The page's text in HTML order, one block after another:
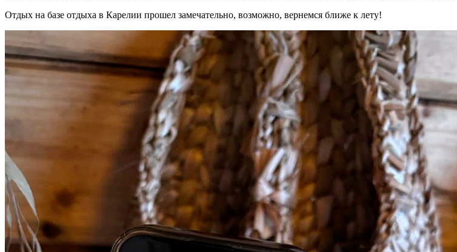
Отдых на базе отдыха в Карелии прошел замечательно, возможно, вернемся ближе к лету!